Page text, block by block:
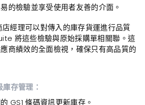
的檢驗並享受使用者友善的介面。
店經理可以對傳入的庫存貨運進行品質
將這些檢驗與原始採購單相關聯。這
商績效的全面檢視，確保只有高品質的
存管理：
GS1 條碼資訊更新庫存。